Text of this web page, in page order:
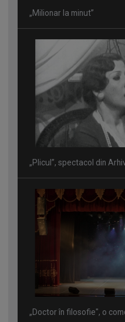
„Milionar la minut”
„Plicul”, spectacol din
„Doctor în filosofie", o